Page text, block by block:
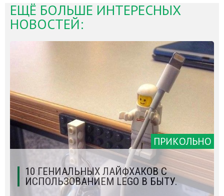
ЕЩЁ БОЛЬШЕ ИНТЕРЕСНЫХ
НОВОСТЕЙ:
ПРИКОЛЬНО
10 ГЕНИАЛЬНЫХ ЛАЙФХАКОВ С
ИСПОЛЬЗОВАНИЕМ LEGO В БЫТУ.